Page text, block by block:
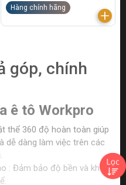
Hàng chính hãng
góp, chính
ê tô Workpro
thể 360 độ hoàn toàn giúp
dễ dàng làm việc trên các
: Đảm bảo độ bền và khả